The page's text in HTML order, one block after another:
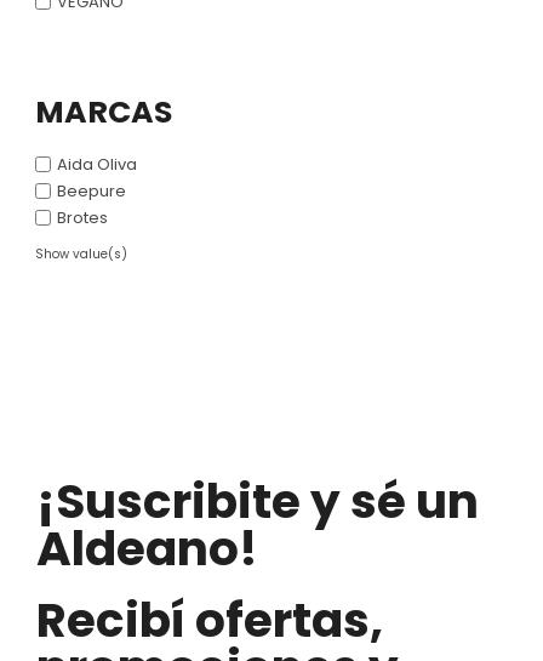
MARCAS
Aida Oliva
Beepure
Brotes
Show value(s)
¡Suscribite y sé un
Aldeano!
Recibí ofertas,